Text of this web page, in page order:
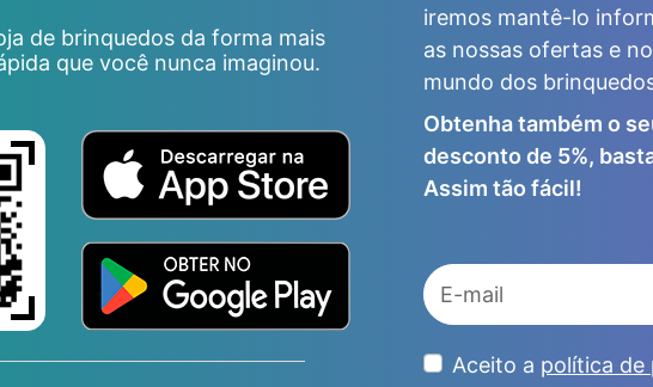
de brinquedos da forma mais
que você nunca imaginou.
iremos mantê-lo
as nossas ofertas e
mundo dos
Obtenha também o
desconto de 5%,
Assim tão fácil!
Aceito a política de